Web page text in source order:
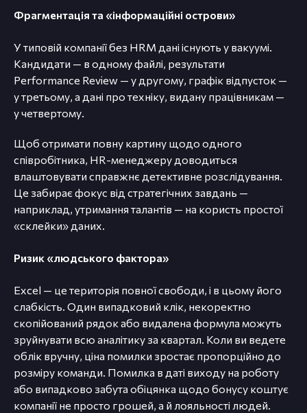
Фрагментація та «інформаційні острови»
У типовій компанії без HRM дані існують у вакуумі.
Кандидати — в одному файлі, результати
Performance Review — у другому, графік відпусток —
у третьому, а дані про техніку, видану працівникам —
у четвертому.
Щоб отримати повну картину щодо одного
співробітника, HR-менеджеру доводиться
влаштовувати справжнє детективне розслідування.
Це забирає фокус від стратегічних завдань —
наприклад, утримання талантів — на користь простої
«склейки» даних.
Ризик «людського фактора»
Excel — це територія повної свободи, і в цьому його
слабкість. Один випадковий клік, некоректно
скопійований рядок або видалена формула можуть
зруйнувати всю аналітику за квартал. Коли ви ведете
облік вручну, ціна помилки зростає пропорційно до
розміру команди. Помилка в даті виходу на роботу
або випадково забута обіцянка щодо бонусу коштує
компанії не просто грошей, а й лояльності людей.